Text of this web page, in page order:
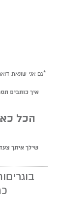
*גם אני שונאת
איך כותבים
הכל
שילך איתך